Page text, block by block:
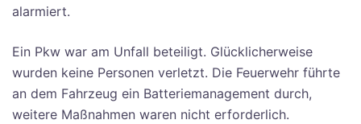
alarmiert.
Ein Pkw war am Unfall beteiligt. Glücklicherweise
wurden keine Personen verletzt. Die Feuerwehr führte
an dem Fahrzeug ein Batteriemanagement durch,
weitere Maßnahmen waren nicht erforderlich.